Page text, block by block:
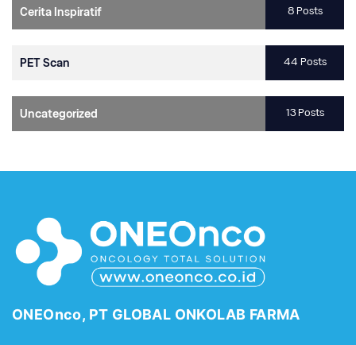
Cerita Inspiratif 8 Posts
PET Scan 44 Posts
Uncategorized 13 Posts
ONEOnco, PT GLOBAL ONKOLAB FARMA